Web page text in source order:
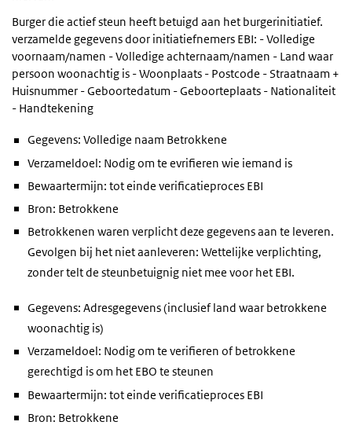
Burger die actief steun heeft betuigd aan het burgerinitiatief.
verzamelde gegevens door initiatiefnemers EBI: - Volledige
voornaam/namen - Volledige achternaam/namen - Land waar
persoon woonachtig is - Woonplaats - Postcode - Straatnaam +
Huisnummer - Geboortedatum - Geboorteplaats - Nationaliteit
- Handtekening
Gegevens: Volledige naam Betrokkene
Verzameldoel: Nodig om te evrifieren wie iemand is
Bewaartermijn: tot einde verificatieproces EBI
Bron: Betrokkene
Betrokkenen waren verplicht deze gegevens aan te leveren.
Gevolgen bij het niet aanleveren: Wettelijke verplichting,
zonder telt de steunbetuignig niet mee voor het EBI.
Gegevens: Adresgegevens (inclusief land waar betrokkene
woonachtig is)
Verzameldoel: Nodig om te verifieren of betrokkene
gerechtigd is om het EBO te steunen
Bewaartermijn: tot einde verificatieproces EBI
Bron: Betrokkene